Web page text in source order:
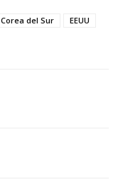
Corea del Sur
EEUU